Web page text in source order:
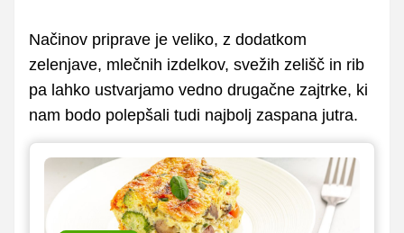
Načinov priprave je veliko, z dodatkom
zelenjave, mlečnih izdelkov, svežih zelišč in rib
pa lahko ustvarjamo vedno drugačne zajtrke, ki
nam bodo polepšali tudi najbolj zaspana jutra.